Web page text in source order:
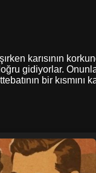
karısının
gidiyorlar.
bir